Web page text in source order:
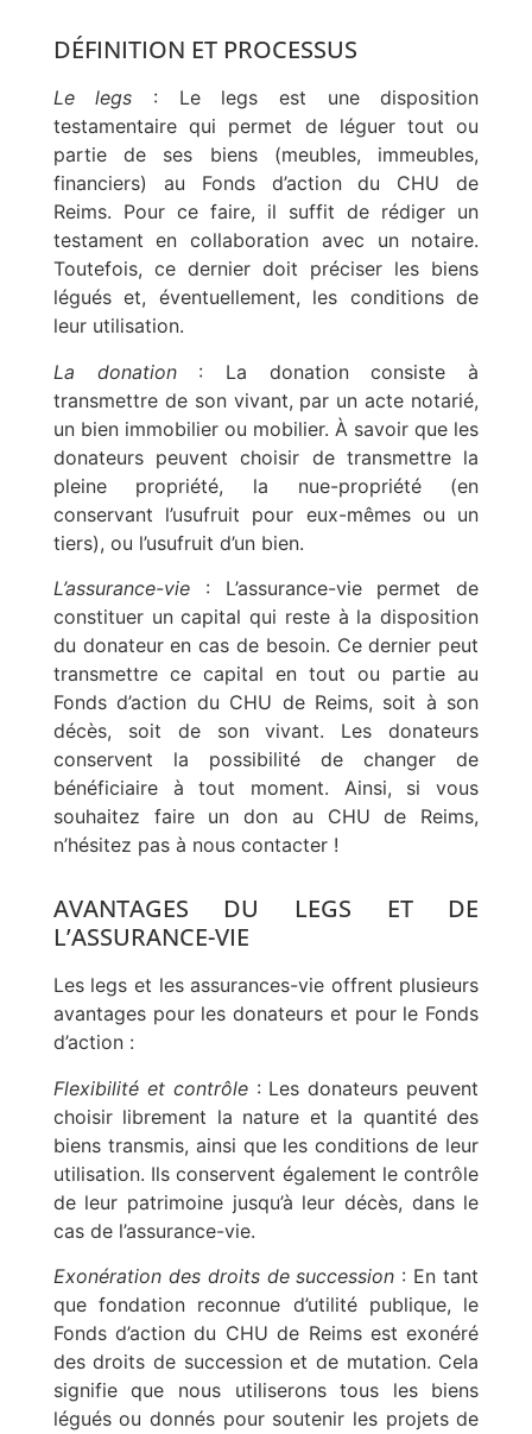
DÉFINITION ET PROCESSUS
Le legs : Le legs est une disposition
testamentaire qui permet de léguer tout ou
partie de ses biens (meubles, immeubles,
financiers) au Fonds d’action du CHU de
Reims. Pour ce faire, il suffit de rédiger un
testament en collaboration avec un notaire.
Toutefois, ce dernier doit préciser les biens
légués et, éventuellement, les conditions de
leur utilisation.
La donation: La donation consiste à
transmettre de son vivant, par un acte notarié,
un bien immobilier ou mobilier. À savoir que les
donateurs peuvent choisir de transmettre la
pleine propriété, la nue-propriété (en
conservant l’usufruit pour eux-mêmes ou un
tiers), ou l’usufruit d’un bien.
L’assurance-vie : L’assurance-vie permet de
constituer un capital qui reste à la disposition
du donateur en cas de besoin. Ce dernier peut
transmettre ce capital en tout ou partie au
Fonds d’action du CHU de Reims, soit à son
décès, soit de son vivant. Les donateurs
conservent la possibilité de changer de
bénéficiaire à tout moment. Ainsi, si vous
souhaitez faire un don au CHU de Reims,
n’hésitez pas à nous contacter !
AVANTAGES DU LEGS ET DE
L’ASSURANCE-VIE
Les legs et les assurances-vie offrent plusieurs
avantages pour les donateurs et pour le Fonds
d’action :
Flexibilité et contrôle: Les donateurs peuvent
choisir librement la nature et la quantité des
biens transmis, ainsi que les conditions de leur
utilisation. Ils conservent également le contrôle
de leur patrimoine jusqu’à leur décès, dans le
cas de l’assurance-vie.
Exonération des droits de succession : En tant
que fondation reconnue d’utilité publique, le
Fonds d’action du CHU de Reims est exonéré
des droits de succession et de mutation. Cela
signifie que nous utiliserons tous les biens
légués ou donnés pour soutenir les projets de